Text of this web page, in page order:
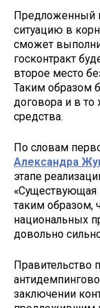
Предложенный
ситуацию в
сможет
госконтракт
второе место
Таким образом
договора и в
средства.
По словам
Александра
этапе
«Существующая
таким образом,
национальных
довольно
Правительство
заключении